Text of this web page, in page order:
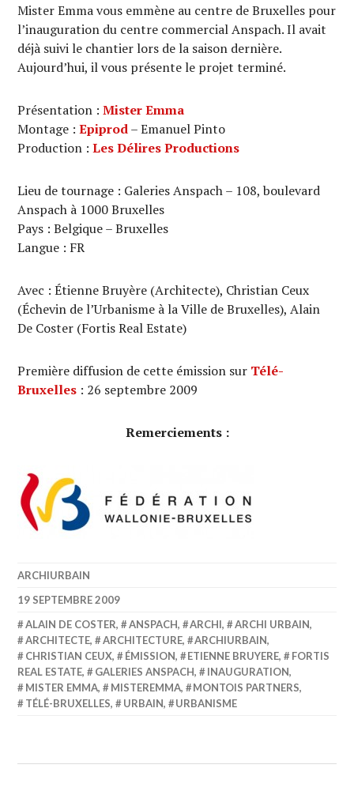
Mister Emma vous emmène au centre de Bruxelles pour
l’inauguration du centre commercial Anspach. Il avait
déjà suivi le chantier lors de la saison dernière.
Aujourd’hui, il vous présente le projet terminé.
Présentation :Mister Emma
Montage :Epiprod– Emanuel Pinto
Production :Les Délires Productions
Lieu de tournage : Galeries Anspach – 108, boulevard
Anspach à 1000 Bruxelles
Pays : Belgique – Bruxelles
Langue : FR
Avec : Étienne Bruyère (Architecte), Christian Ceux
(Échevin de l’Urbanisme à la Ville de Bruxelles), Alain
De Coster (Fortis Real Estate)
Première diffusion de cette émission sur Télé-
Bruxelles : 26 septembre 2009
Remerciements :
ARCHIURBAIN
19 SEPTEMBRE 2009
ALAIN DE COSTER, ANSPACH, ARCHI, ARCHI URBAIN,
ARCHITECTE, ARCHITECTURE, ARCHIURBAIN,
CHRISTIAN CEUX, ÉMISSION, ETIENNE BRUYERE,
FORTIS
REAL ESTATE, GALERIES ANSPACH, INAUGURATION,
MISTER EMMA, MISTEREMMA, MONTOIS PARTNERS,
TÉLÉ-BRUXELLES, URBAIN, URBANISME